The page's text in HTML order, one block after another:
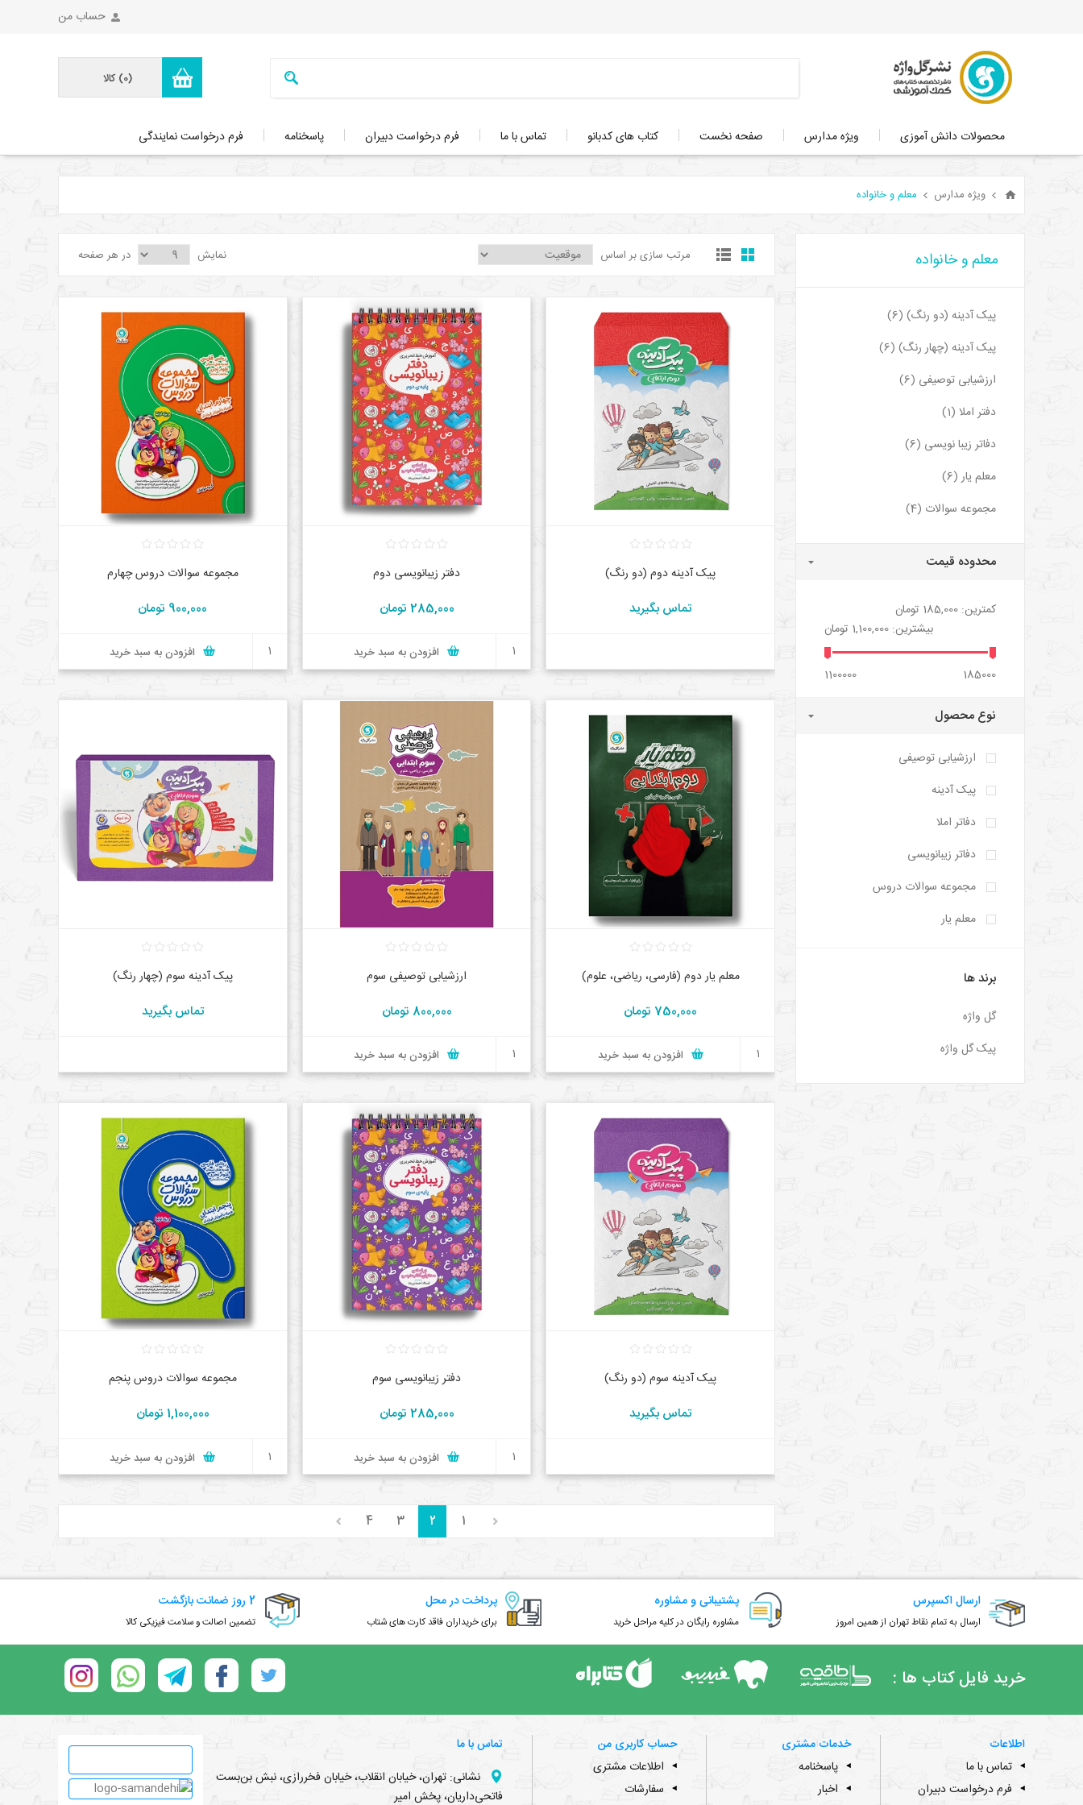
حساب من
(0) کالا
محصولات دانش آموزی ویژه مدارس صفحه نخست کتاب های کدبانو تماس با ما فرم درخواست دبیران پاسخنامه فرم درخواست نمایندگی
ویژه مدارس معلم و خانواده
مرتب سازی بر اساس نمایش در هر صفحه
پیک آدینه دوم (دو رنگ)
تماس بگیرید
دفتر زیبانویسی دوم
285,000 تومان
افزودن به سبد خرید
مجموعه سوالات دروس چهارم
900,000 تومان
افزودن به سبد خرید
معلم یار دوم (فارسی، ریاضی، علوم)
750,000 تومان
افزودن به سبد خرید
ارزشیابی توصیفی سوم
800,000 تومان
افزودن به سبد خرید
پیک آدینه سوم (چهار رنگ)
تماس بگیرید
پیک آدینه سوم (دو رنگ)
تماس بگیرید
دفتر زیبانویسی سوم
285,000 تومان
افزودن به سبد خرید
مجموعه سوالات دروس پنجم
1,100,000 تومان
افزودن به سبد خرید
1
2
3
4
معلم و خانواده
پیک آدینه (دو رنگ) (6)
پیک آدینه (چهار رنگ) (6)
ارزشیابی توصیفی (6)
دفتر املا (1)
دفاتر زیبا نویسی (6)
معلم یار (6)
مجموعه سوالات (4)
محدوده قیمت
کمترین: 185,000 تومان
بیشترین: 1,100,000 تومان
185000
1100000
نوع محصول
ارزشیابی توصیفی
پیک آدینه
دفاتر املا
دفاتر زیبانویسی
مجموعه سوالات دروس
معلم یار
برند ها
گل واژه
پیک گل واژه
ارسال اکسپرس
ارسال به تمام نقاط تهران از همین امروز
پشتیبانی و مشاوره
مشاوره رایگان در کلیه مراحل خرید
پرداخت در محل
برای خریداران فاقد کارت های شتاب
2 روز ضمانت بازگشت
تضمین اصالت و سلامت فیزیکی کالا
خرید فایل کتاب ها :
اطلاعات
تماس با ما
فرم درخواست دبیران
خدمات مشتری
پاسخنامه
اخبار
حساب کاربری من
اطلاعات مشتری
سفارشات
تماس با ما
نشانی: تهران، خیابان انقلاب، خیابان فخررازی، نبش بن‌بست
فاتحی‌داریان،‌ پخش امیر